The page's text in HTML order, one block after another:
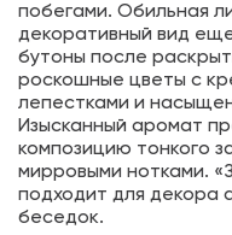
побегами. Обильная
декоративный вид
бутоны после
роскошные цветы с
лепестками и
Изысканный аромат
композицию тонкого
мирровыми нотками.
подходит для декора
беседок.